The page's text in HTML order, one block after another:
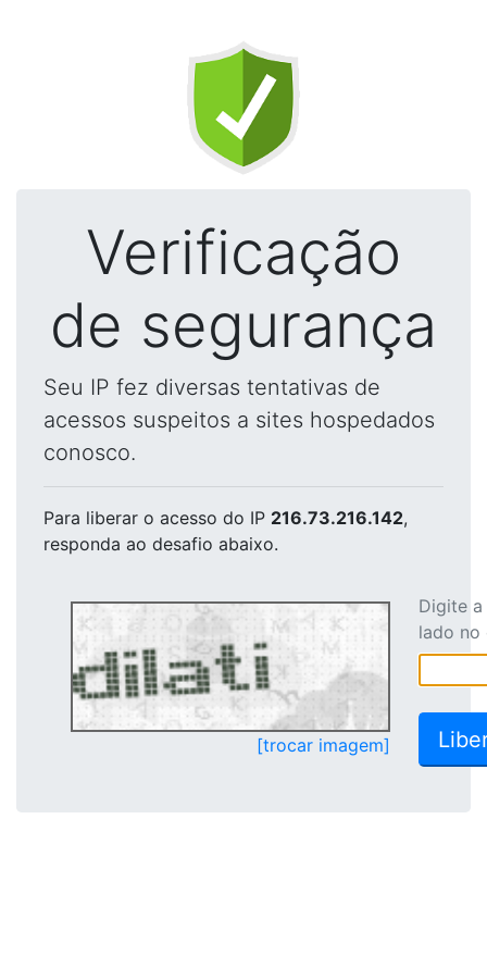
Verificação
de segurança
Seu IP fez diversas tentativas de
acessos suspeitos a sites hospedados
conosco.
Para liberar o acesso do IP 216.73.216.142,
responda ao desafio abaixo.
[trocar imagem]
Digite
lado no